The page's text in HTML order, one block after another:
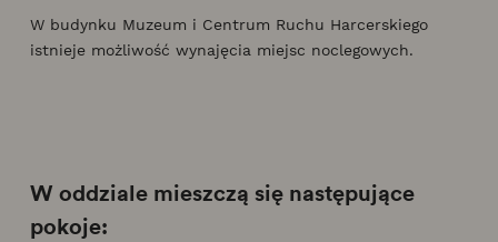
W budynku Muzeum i Centrum Ruchu Harcerskiego
istnieje możliwość wynajęcia miejsc noclegowych.
W oddziale mieszczą się następujące
pokoje: